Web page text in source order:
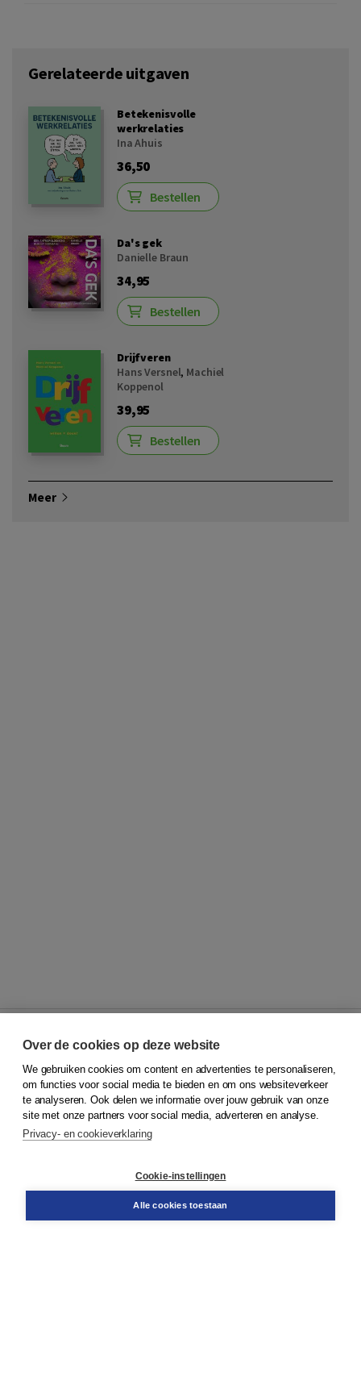
Gerelateerde uitgaven
Betekenisvolle
werkrelaties
Ina Ahuis
36,50
Bestellen
Da's gek
Danielle Braun
34,95
Bestellen
Drijfveren
Hans Versnel, Machiel
Koppenol
39,95
Bestellen
Meer
© 2026Koninklijke Boom uitgevers
Klantenservice
Service & informatie
Contact
Over de cookies op deze website
We gebruiken cookies om content en advertenties te personaliseren,
om functies voor social media te bieden en om ons websiteverkeer
te analyseren. Ook delen we informatie over jouw gebruik van onze
site met onze partners voor social media, adverteren en analyse.
Privacy- en cookieverklaring
Cookie-instellingen
Alle cookies toestaan